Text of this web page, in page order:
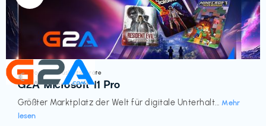
Elektronik & Haushaltsgeräte
G2A Microsoft 11 Pro
Größter Marktplatz der Welt für digitale Unterhalt... Mehr
lesen
€‎